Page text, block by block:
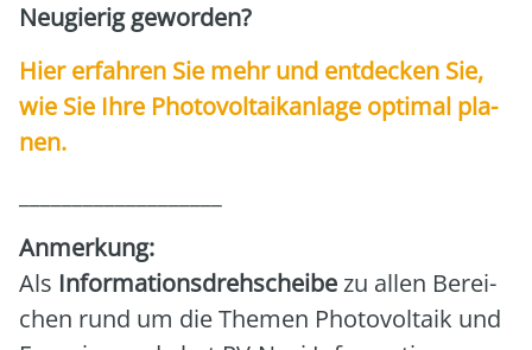
Neu­gie­rig gewor­den?
Hier erfah­ren Sie mehr und ent­de­cken Sie,
wie Sie Ihre Pho­to­vol­ta­ik­an­la­ge opti­mal pla­
nen.
Anmer­kung:
Als Infor­ma­ti­ons­dreh­schei­bezu allen Berei­
chen rund um die The­men Pho­to­vol­ta­ik und